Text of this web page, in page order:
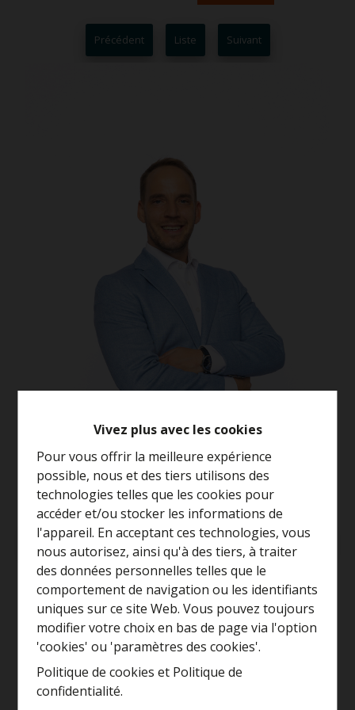
Vivez plus avec les cookies
Pour vous offrir la meilleure expérience
possible, nous et des tiers utilisons des
technologies telles que les cookies pour
accéder et/ou stocker les informations de
l'appareil. En acceptant ces technologies, vous
nous autorisez, ainsi qu'à des tiers, à traiter
des données personnelles telles que le
comportement de navigation ou les identifiants
uniques sur ce site Web. Vous pouvez toujours
modifier votre choix en bas de page via l'option
'cookies' ou 'paramètres des cookies'.
Politique de cookies et Politique de
confidentialité.
Précédent Liste Suivant
Demande d'informations
1 116 m²
Général
Curieux de connaître la
valeur de votre maison ?
Estimation gratuite
Toujours être le premier